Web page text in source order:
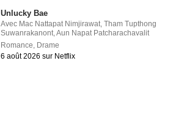
Unlucky Bae
Avec Mac Nattapat Nimjirawat,Tham Tupthong
Suwanrakanont,Aun Napat Patcharachavalit
Romance, Drame
6 août 2026 sur Netflix